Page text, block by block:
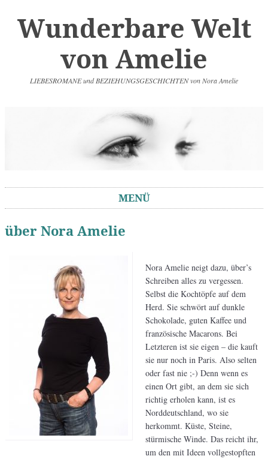
Wunderbare Welt
von Amelie
LIEBESROMANE und BEZIEHUNGSGESCHICHTEN von Nora Amelie
MENÜ
über Nora Amelie
Nora Amelie neigt dazu, über’s
Schreiben alles zu vergessen.
Selbst die Kochtöpfe auf dem
Herd. Sie schwört auf dunkle
Schokolade, guten Kaffee und
französische Macarons. Bei
Letzteren ist sie eigen – die kauft
sie nur noch in Paris. Also selten
oder fast nie ;-) Denn wenn es
einen Ort gibt, an dem sie sich
richtig erholen kann, ist es
Norddeutschland, wo sie
herkommt. Küste, Steine,
stürmische Winde. Das reicht ihr,
um den mit Ideen vollgestopften